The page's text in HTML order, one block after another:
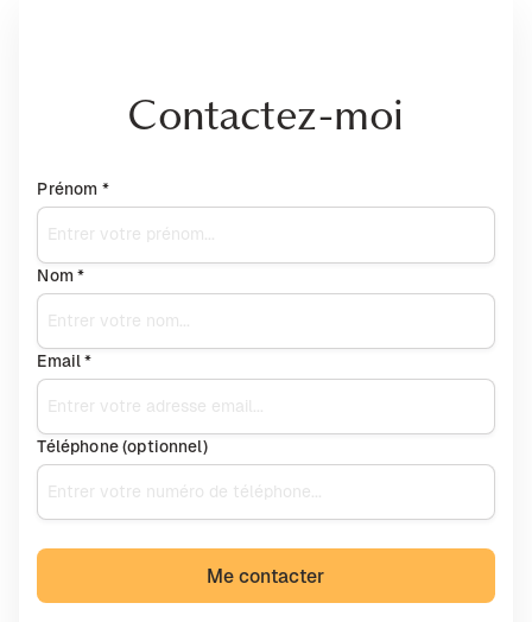
Contactez-moi
Prénom *
Nom *
Email *
Téléphone (optionnel)